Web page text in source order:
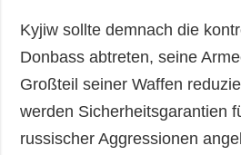
Kyjiw sollte demnach die
Donbass abtreten, seine
Großteil seiner Waffen
werden Sicherheitsgarantien
russischer Aggressionen